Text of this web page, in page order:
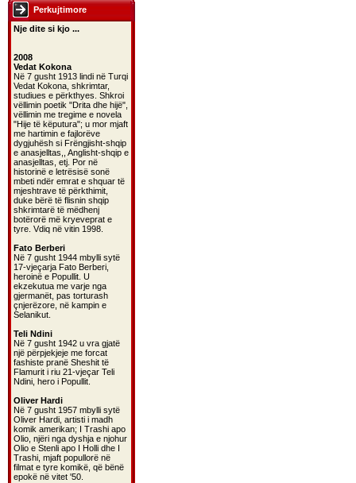
Perkujtimore
Nje dite si kjo ...
2008
Vedat Kokona
Në 7 gusht 1913 lindi në Turqi
Vedat Kokona, shkrimtar,
studiues e përkthyes. Shkroi
vëllimin poetik "Drita dhe hijë",
vëllimin me tregime e novela
"Hije të këputura"; u mor mjaft
me hartimin e fajlorëve
dygjuhësh si Frëngjisht-shqip
e anasjelltas,, Anglisht-shqip e
anasjelltas, etj. Por në
historinë e letrësisë sonë
mbeti ndër emrat e shquar të
mjeshtrave të përkthimit,
duke bërë të flisnin shqip
shkrimtarë të mëdhenj
botërorë më kryeveprat e
tyre. Vdiq në vitin 1998.
Fato Berberi
Në 7 gusht 1944 mbylli sytë
17-vjeçarja Fato Berberi,
heroinë e Popullit. U
ekzekutua me varje nga
gjermanët, pas torturash
çnjerëzore, në kampin e
Selanikut.
Teli Ndini
Në 7 gusht 1942 u vra gjatë
një përpjekjeje me forcat
fashiste pranë Sheshit të
Flamurit i riu 21-vjeçar Teli
Ndini, hero i Popullit.
Oliver Hardi
Në 7 gusht 1957 mbylli sytë
Oliver Hardi, artisti i madh
komik amerikan; I Trashi apo
Olio, njëri nga dyshja e njohur
Olio e Stenli apo I Holli dhe I
Trashi, mjaft popullorë në
filmat e tyre komikë, që bënë
epokë në vitet '50.